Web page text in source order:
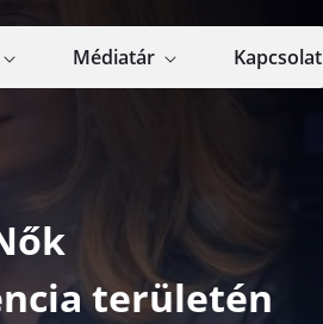
Médiatár Kapcsolat
területén